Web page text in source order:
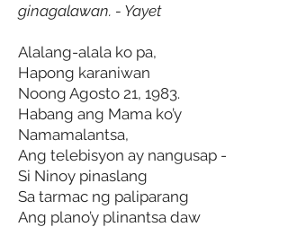
ginagalawan. - Yayet
Alalang-alala ko pa,
Hapong karaniwan
Noong Agosto 21, 1983.
Habang ang Mama ko’y
Namamalantsa,
Ang telebisyon ay nangusap -
Si Ninoy pinaslang
Sa tarmac ng paliparang
Ang plano’y plinantsa daw